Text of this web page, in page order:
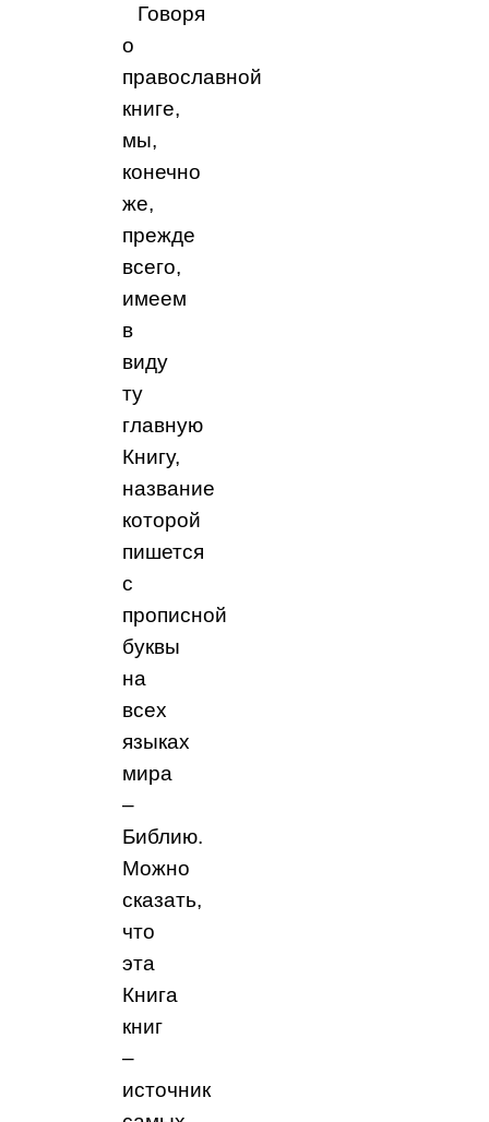
Говоря
о
православной
книге,
мы,
конечно
же,
прежде
всего,
имеем
в
виду
ту
главную
Книгу,
название
которой
пишется
с
прописной
буквы
на
всех
языках
мира
–
Библию.
Можно
сказать,
что
эта
Книга
книг
–
источник